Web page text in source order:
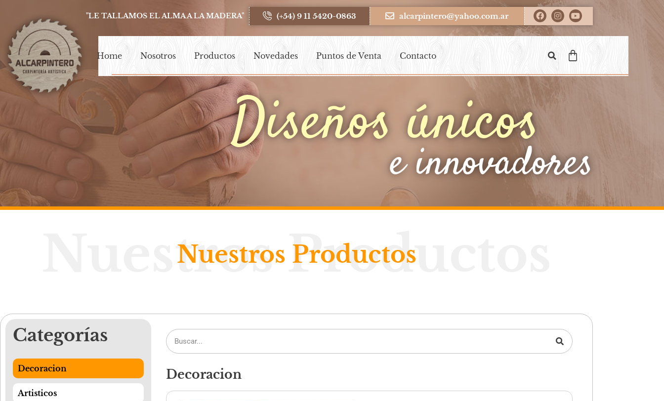
"LE TALLAMOS EL ALMA A LA MADERA" (+54) 9 11 5420-0863 alcarpintero@yahoo.com.ar
Home Nosotros Productos Novedades Puntos de Venta Contacto
Diseños únicos
e innovadores
Nuestros Productos
Nuestros Productos
Categorías
Decoracion
Artisticos
Decoracion